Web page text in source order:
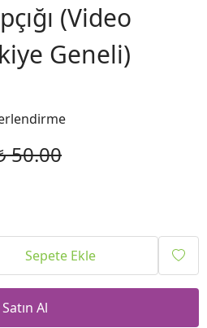
(Video
Geneli)
50.00
Sepete Ekle
Satın Al